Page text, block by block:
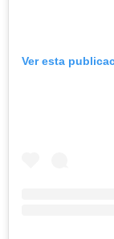
Ver esta